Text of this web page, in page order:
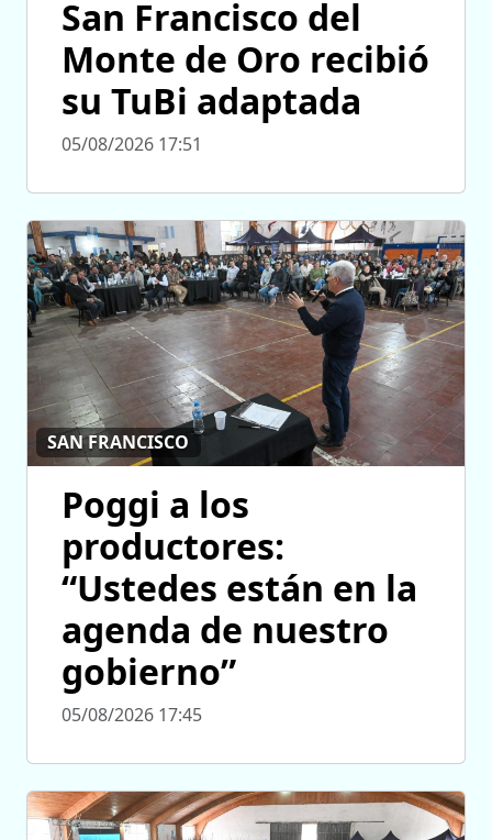
San Francisco del
Monte de Oro recibió
su TuBi adaptada
05/08/2026 17:51
SAN FRANCISCO
Poggi a los
productores:
“Ustedes están en la
agenda de nuestro
gobierno”
05/08/2026 17:45